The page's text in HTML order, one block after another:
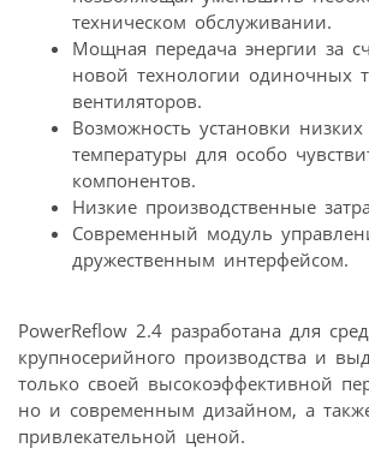
техническом обслуживании.
Мощная передача энергии за
новой технологии одиночных
вентиляторов.
Возможность установки низких
температуры для особо
компонентов.
Низкие производственные
Современный модуль
дружественным интерфейсом.
PowerReflow 2.4 разработана для
крупносерийного производства и
только своей высокоэффективной
но и современным дизайном, а
привлекательной ценой.